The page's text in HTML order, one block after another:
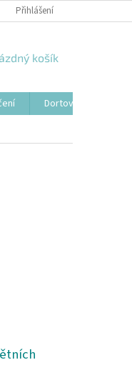
Přihlášení
košík
Dortové svíčky,